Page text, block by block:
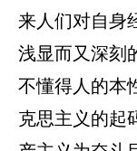
来人们对自身
浅显而又深刻
不懂得人的本
克思主义的起